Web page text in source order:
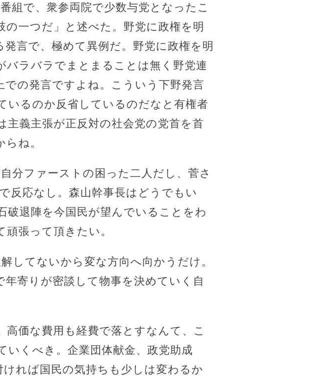
組で、衆参両院で少数与党となったこ
一つだ」と述べた。野党に政権を明
言で、極めて異例だ。野党に政権を明
バラバラでまとまることは無く野党連
の発言ですよね。こういう下野発言
いるのか反省しているのだなと有権者
義主張が正反対の社会党の党首を首
ね。
分ファーストの困った二人だし、菅さ
反応なし。森山幹事長はどうでもい
破退陣を今国民が望んでいることをわ
張って頂きたい。
してないから変な方向へ向かうだけ。
寄りが密談して物事を決めていく自
価な費用も経費で落とすなんて、こ
くべき。企業団体献金、政党助成
れば国民の気持ちも少しは変わるか